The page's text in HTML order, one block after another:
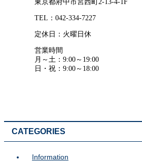
東京都府中市宮西町2-13-4-1F
TEL：042-334-7227
定休日：火曜日休
営業時間
月～土：9:00～19:00
日・祝：9:00～18:00
CATEGORIES
Information